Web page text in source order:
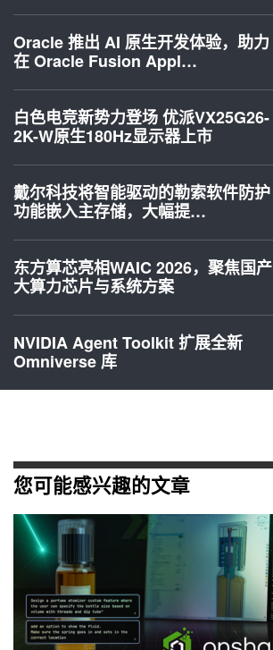
Oracle 推出 AI 原生开发体验，助力
在 Oracle Fusion Appl…
白色电竞新势力登场 优派VX25G26-
2K-W原生180Hz显示器上市
戴尔科技将智能驱动的勒索软件防护
功能嵌入主存储，大幅提…
东方算芯亮相WAIC 2026，聚焦国产
大算力芯片与系统方案
NVIDIA Agent Toolkit 扩展全新
Omniverse 库
您可能感兴趣的文章